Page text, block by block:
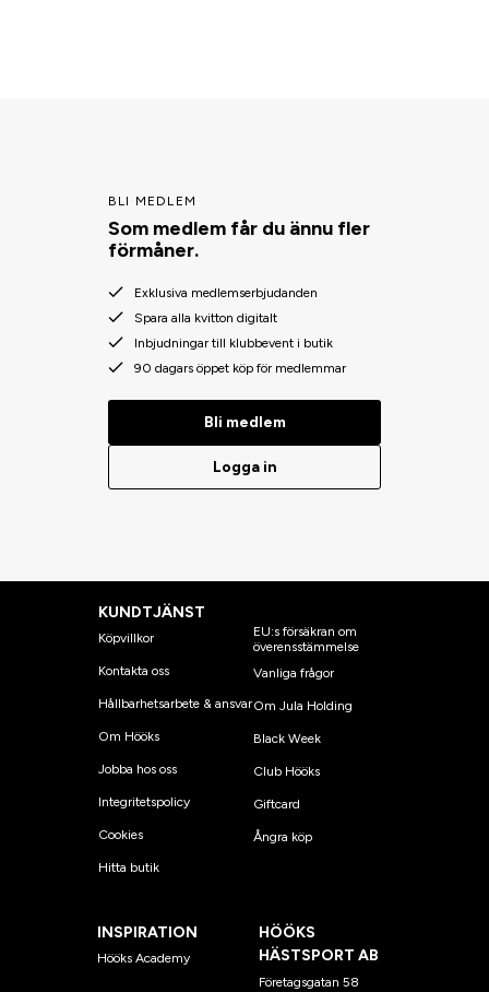
BLI MEDLEM
Som medlem får du ännu fler
förmåner.
Exklusiva medlemserbjudanden
Spara alla kvitton digitalt
Inbjudningar till klubbevent i butik
90 dagars öppet köp för medlemmar
Bli medlem
Logga in
KUNDTJÄNST
Köpvillkor
Kontakta oss
Hållbarhetsarbete & ansvar
Om Hööks
Jobba hos oss
Integritetspolicy
Cookies
Hitta butik
EU:s försäkran om
överensstämmelse
Vanliga frågor
Om Jula Holding
Black Week
Club Hööks
Giftcard
Ångra köp
INSPIRATION
Hööks Academy
HÖÖKS
HÄSTSPORT AB
Företagsgatan 58